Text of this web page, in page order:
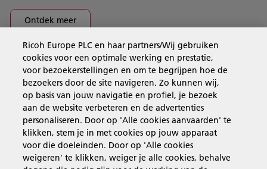
Ontdek meer
Business Solutions
Producten en services
Support en contact
Ricoh Europe PLC en haar partners/Wij gebruiken
cookies voor een optimale werking en prestatie,
voor bezoekerstellingen en om te begrijpen hoe de
bezoekers door de site navigeren. Zo kunnen wij,
op basis van jouw navigatie en profiel, je bezoek
aan de website verbeteren en de advertenties
personaliseren. Door op 'Alle cookies aanvaarden' te
klikken, stem je in met cookies op jouw apparaat
voor die doeleinden. Door op 'Alle cookies
weigeren' te klikken, weiger je alle cookies, behalve